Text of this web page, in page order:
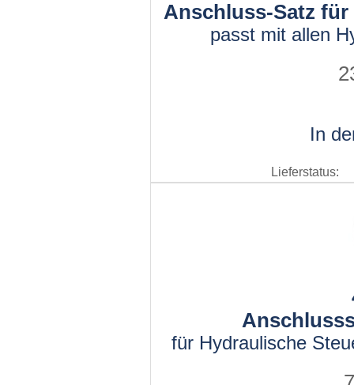
Anschluss-Satz
passt mit allen
In
Lieferstatus:
für Hydraulische